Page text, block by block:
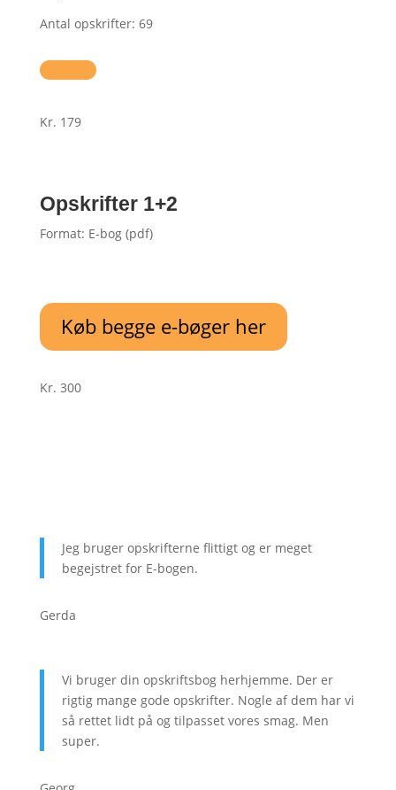
Antal opskrifter: 69
Kr. 179
Opskrifter 1+2
Format: E-bog (pdf)
Køb begge e-bøger her
Kr. 300
Jeg bruger opskrifterne flittigt og er meget
begejstret for E-bogen.
Gerda
Vi bruger din opskriftsbog herhjemme. Der er
rigtig mange gode opskrifter. Nogle af dem har vi
så rettet lidt på og tilpasset vores smag. Men
super.